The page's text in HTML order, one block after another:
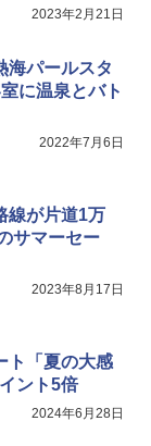
2023年2月21日
海パールスタ
に温泉とバト
2022年7月6日
線が片道1万
サマーセー
2023年8月17日
ト「夏の大感
ント5倍
2024年6月28日